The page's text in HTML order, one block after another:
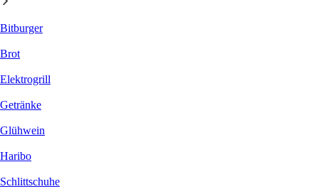
Bitburger
Brot
Elektrogrill
Getränke
Glühwein
Haribo
Schlittschuhe